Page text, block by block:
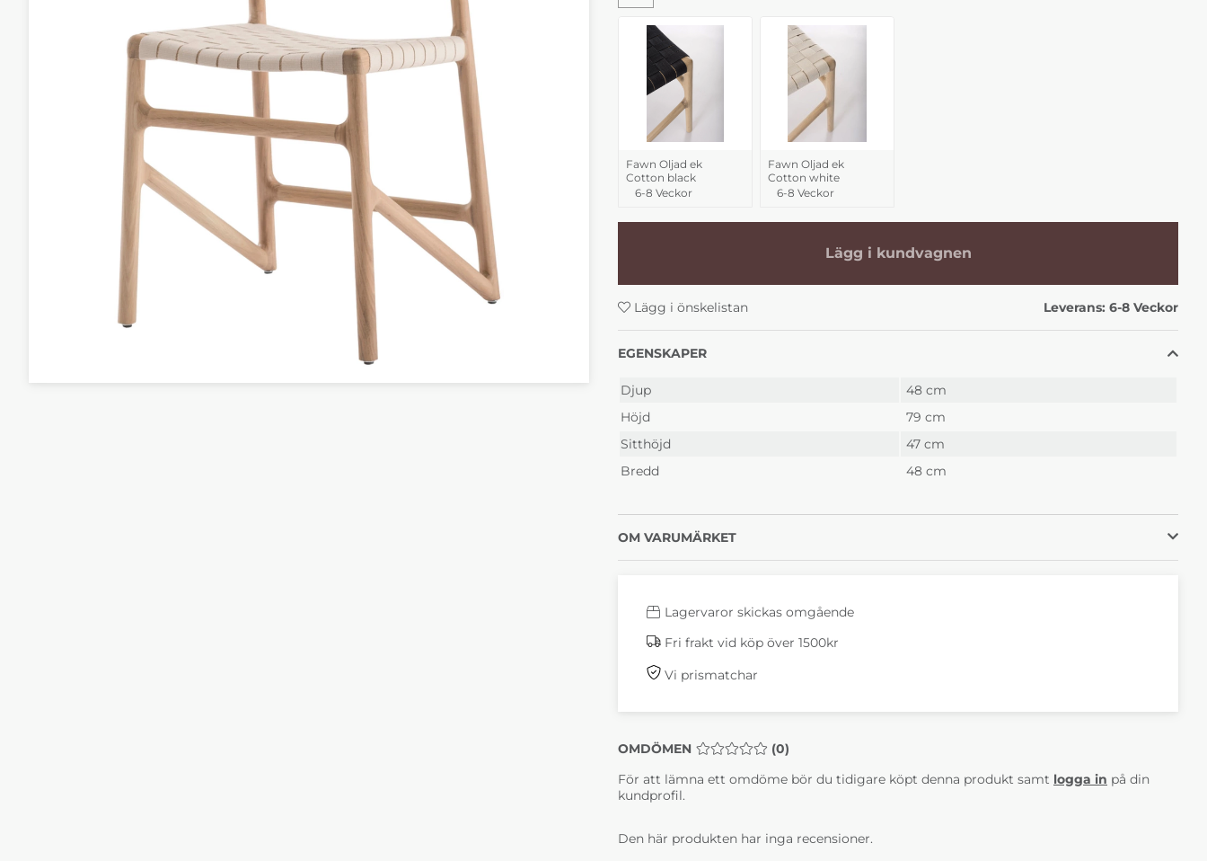
Fawn Oljad ek
Cotton black
6-8 Veckor
Fawn Oljad ek
Cotton white
6-8 Veckor
Lägg i kundvagnen
Lägg i önskelistan Leverans: 6-8 Veckor
EGENSKAPER
Djup
48 cm
Höjd
79 cm
Sitthöjd
47 cm
Bredd
48 cm
OM VARUMÄRKET
Lagervaror skickas omgående
Fri frakt vid köp över 1500kr
Vi prismatchar
OMDÖMEN MEDELBETYG 0 AV 5 ANTAL BETYG 0
(0)
För att lämna ett omdöme bör du tidigare köpt denna produkt samt logga in på din
kundprofil.
Den här produkten har inga recensioner.